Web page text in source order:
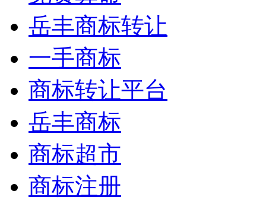
岳丰商标转让
一手商标
商标转让平台
岳丰商标
商标超市
商标注册